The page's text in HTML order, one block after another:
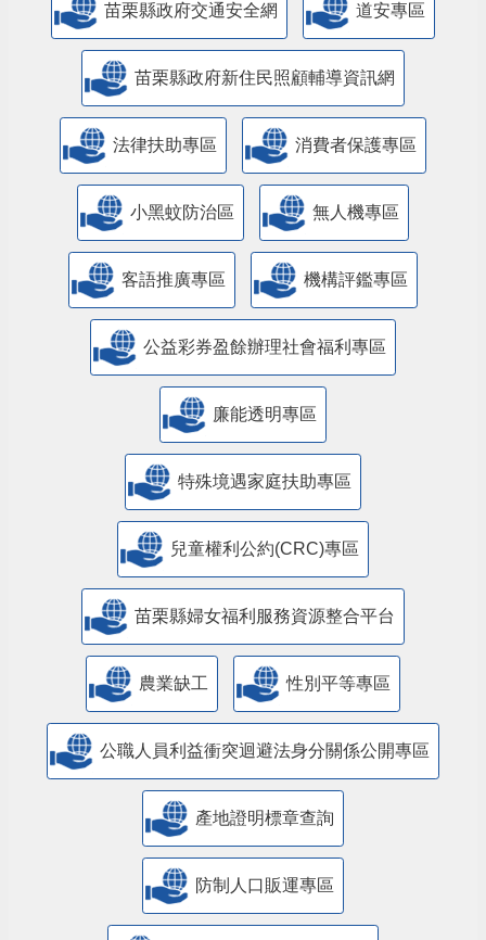
苗栗縣政府交通安全網 道安專區
苗栗縣政府新住民照顧輔導資訊網
法律扶助專區 消費者保護專區
小黑蚊防治區 無人機專區
客語推廣專區 機構評鑑專區
公益彩券盈餘辦理社會福利專區
廉能透明專區
特殊境遇家庭扶助專區
兒童權利公約(CRC)專區
苗栗縣婦女福利服務資源整合平台
農業缺工 性別平等專區
公職人員利益衝突迴避法身分關係公開專區
產地證明標章查詢
防制人口販運專區